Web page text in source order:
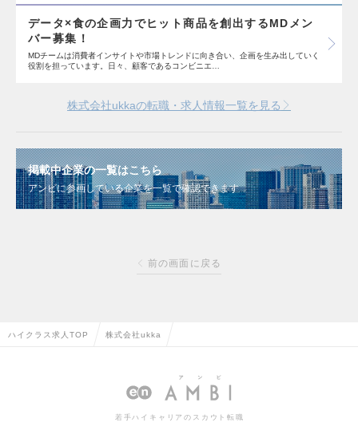
データ×食の企画力でヒット商品を創出するMDメン
バー募集！
MDチームは消費者インサイトや市場トレンドに向き合い、企画を生み出していく
役割を担っています。日々、顧客であるコンビニエ…
株式会社ukkaの転職・求人情報一覧を見る
掲載中企業の一覧はこちら
アンビに参画している企業を一覧で確認できます
前の画面に戻る
ハイクラス求人TOP 株式会社ukka
若手ハイキャリアのスカウト転職